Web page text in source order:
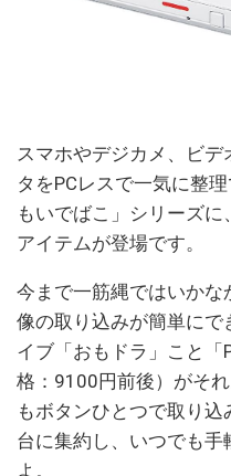
スマホやデジカメ、ビ
タをPCレスで一気に整
もいでばこ」シリーズ
アイテムが登場です。
今まで一筋縄ではいかな
像の取り込みが簡単にで
イブ「おもドラ」こと「
格：9100円前後）がそ
もボタンひとつで取り
台に集約し、いつでも
よ。